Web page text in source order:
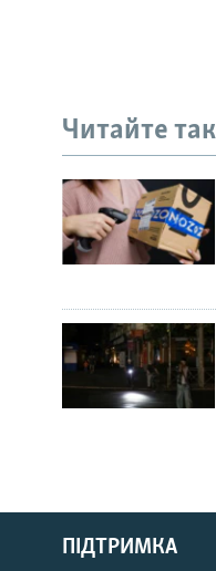
Русский
Qırımtatar
Читайте
ПІДТРИМКА